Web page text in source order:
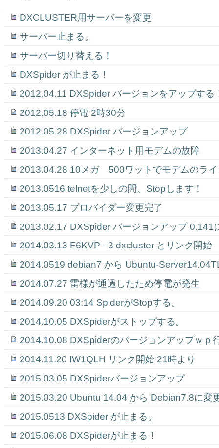
ゲ
シ
DXCLUSTER用サーバーを変更
サーバー止まる。
サーバー切り替える！
DXSpider が止まる！
2012.04.11 DXSpider バージョンをアップする
2012.05.18 停電 2時30分
2012.05.28 DXSpider バージョンアップ
2013.04.27 インターネット用モデムの故障
2013.04.28 10メガ 500ワットでモデムのライ
2013.0516 telnetを少しの間、Stopします！
2013.05.17 ブロバイダー変更完了
2013.02.17 DXSpider バージョンアップ 0.141
2014.03.13 F6KVP - 3 dxcluster とリンク開始
2014.0519 debian7 から Ubuntu-
2014.07.27 雷様が通過したため停電が発生
2014.09.20 03:14 SpiderがStopする。
2014.10.05 DXSpiderがストップする。
2014.10.08 DXSpiderのバージョンアップｗｐ
2014.11.20 IW1QLH リンク開始 21時より
2015.03.05 DXSpiderバージョンアップ
2015.03.20 Ubuntu 14.04 から Debian7.8に変
2015.0513 DXSpider が止まる。
2015.06.08 DXSpiderが止まる！